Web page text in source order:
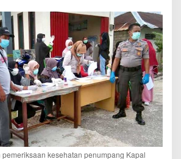
kesehatan penumpang Kapal